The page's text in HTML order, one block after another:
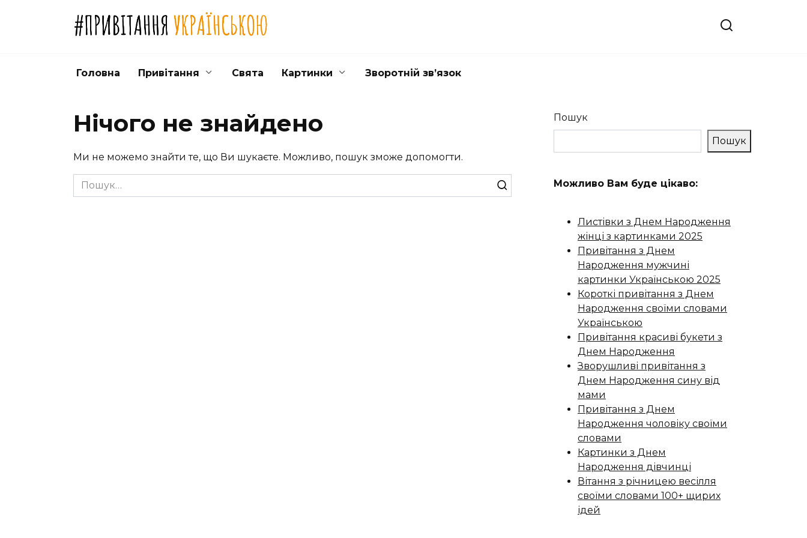
Головна Привітання Свята Картинки Зворотній зв’язок
Нічого не знайдено
Ми не можемо знайти те, що Ви шукаєте. Можливо, пошук зможе допомогти.
Search
for:
Пошук
Пошук
Можливо Вам буде цікаво:
Листівки з Днем Народження
жінці з картинками 2025
Привітання з Днем
Народження мужчині
картинки Українською 2025
Короткі привітання з Днем
Народження своїми словами
Українською
Привітання красиві букети з
Днем Народження
Зворушливі привітання з
Днем Народження сину від
мами
Привітання з Днем
Народження чоловіку своїми
словами
Картинки з Днем
Народження дівчинці
Вітання з річницею весілля
своїми словами 100+ щирих
ідей